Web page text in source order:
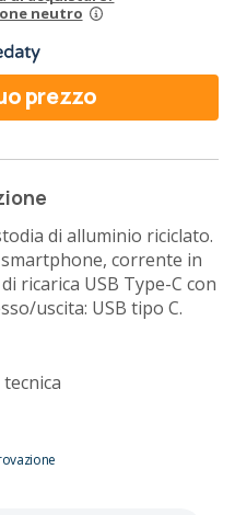
neutro
prezzo
di alluminio riciclato.
corrente in
ricarica USB Type-C con
uscita: USB tipo C.
tecnica